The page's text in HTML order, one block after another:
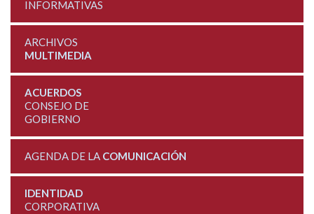
INFORMATIVAS
ARCHIVOS
MULTIMEDIA
ACUERDOS
CONSEJO DE
GOBIERNO
AGENDA DE LA COMUNICACIÓN
IDENTIDAD
CORPORATIVA